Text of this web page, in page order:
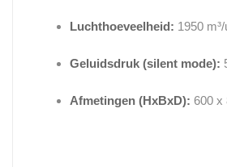
Luchthoeveelheid: 1950
Geluidsdruk (silent mode):
Afmetingen (HxBxD): 600 x